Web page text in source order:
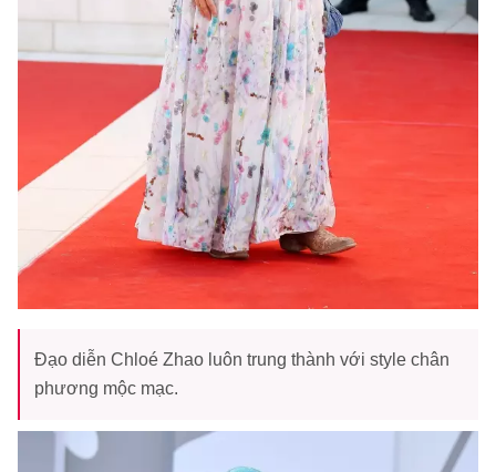
Đạo diễn Chloé Zhao luôn trung thành với style chân
phương mộc mạc.